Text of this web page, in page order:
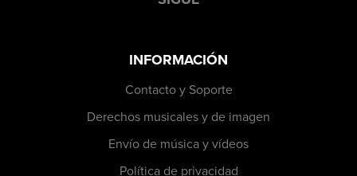
INFORMACIÓN
Contacto y Soporte
Derechos musicales y de imagen
Envío de música y vídeos
Política de privacidad